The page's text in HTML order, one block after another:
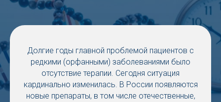
Долгие годы главной проблемой пациентов с
редкими (орфанными) заболеваниями было
отсутствие терапии. Сегодня ситуация
кардинально изменилась. В России появляются
новые препараты, в том числе отечественные,